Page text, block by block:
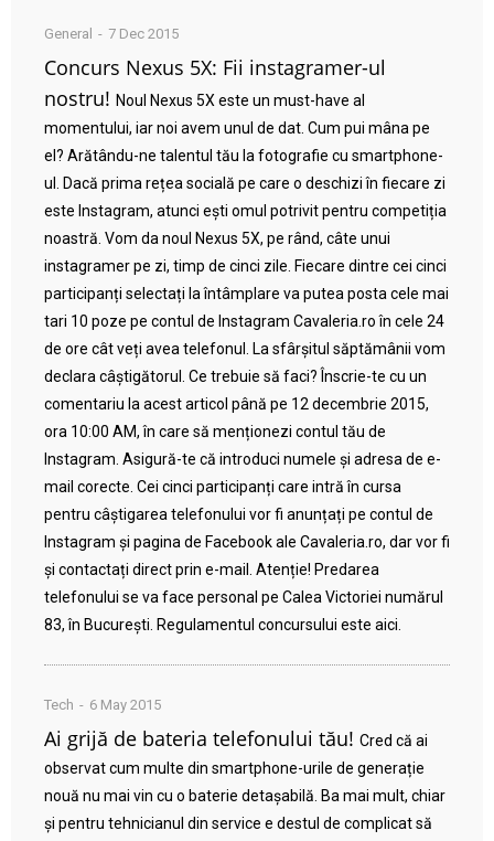
General 7 Dec 2015
Concurs Nexus 5X: Fii instagramer-ul
nostru! Noul Nexus 5X este un must-have al
momentului, iar noi avem unul de dat. Cum pui mâna pe
el? Arătându-ne talentul tău la fotografie cu smartphone-
ul. Dacă prima rețea socială pe care o deschizi în fiecare zi
este Instagram, atunci ești omul potrivit pentru competiția
noastră. Vom da noul Nexus 5X, pe rând, câte unui
instagramer pe zi, timp de cinci zile. Fiecare dintre cei cinci
participanți selectați la întâmplare va putea posta cele mai
tari 10 poze pe contul de Instagram Cavaleria.ro în cele 24
de ore cât veți avea telefonul. La sfârșitul săptămânii vom
declara câștigătorul. Ce trebuie să faci? Înscrie-te cu un
comentariu la acest articol până pe 12 decembrie 2015,
ora 10:00 AM, în care să menționezi contul tău de
Instagram. Asigură-te că introduci numele și adresa de e-
mail corecte. Cei cinci participanți care intră în cursa
pentru câștigarea telefonului vor fi anunțați pe contul de
Instagram și pagina de Facebook ale Cavaleria.ro, dar vor fi
și contactați direct prin e-mail. Atenție! Predarea
telefonului se va face personal pe Calea Victoriei numărul
83, în București. Regulamentul concursului este aici.
Tech 6 May 2015
Ai grijă de bateria telefonului tău! Cred că ai
observat cum multe din smartphone-urile de generație
nouă nu mai vin cu o baterie detașabilă. Ba mai mult, chiar
și pentru tehnicianul din service e destul de complicat să